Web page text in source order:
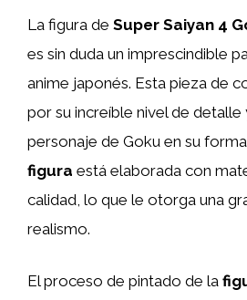
La figura de Super Saiyan 4
es sin duda un imprescindible
anime japonés. Esta pieza de
por su increíble nivel de detalle
personaje de Goku en su
figura está elaborada con
calidad, lo que le otorga una
realismo.
El proceso de pintado de la